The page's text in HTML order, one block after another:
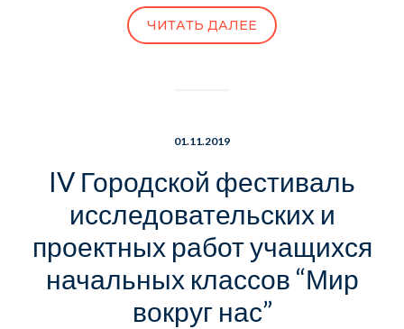
ЧИТАТЬ ДАЛЕЕ
01.11.2019
IV Городской фестиваль
исследовательских и
проектных работ учащихся
начальных классов “Мир
вокруг нас”